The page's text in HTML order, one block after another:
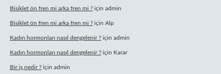
Bisiklet ön fren mi arka fren mi ? için admin
Bisiklet ön fren mi arka fren mi ? için Alp
Kadın hormonları nasıl dengelenir ? için admin
Kadın hormonları nasıl dengelenir ? için Karar
Bir iş nedir ? için admin